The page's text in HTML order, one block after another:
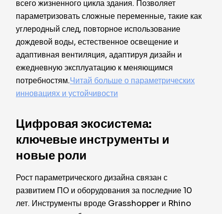
всего жизненного цикла здания. Позволяет
параметризовать сложные переменные, такие как
углеродный след, повторное использование
дождевой воды, естественное освещение и
адаптивная вентиляция, адаптируя дизайн и
ежедневную эксплуатацию к меняющимся
потребностям.Читай больше о параметрических
инновациях и устойчивости
Цифровая экосистема:
ключевые инструменты и
новые роли
Рост параметрического дизайна связан с
развитием ПО и оборудования за последние 10
лет. Инструменты вроде Grasshopper и Rhino